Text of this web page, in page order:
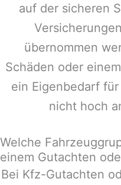
auf der sicheren
übernommen
Schäden oder
ein Eigenbedarf
nicht hoch
Welche
einem Gutachten
Bei Kfz-Gutachten